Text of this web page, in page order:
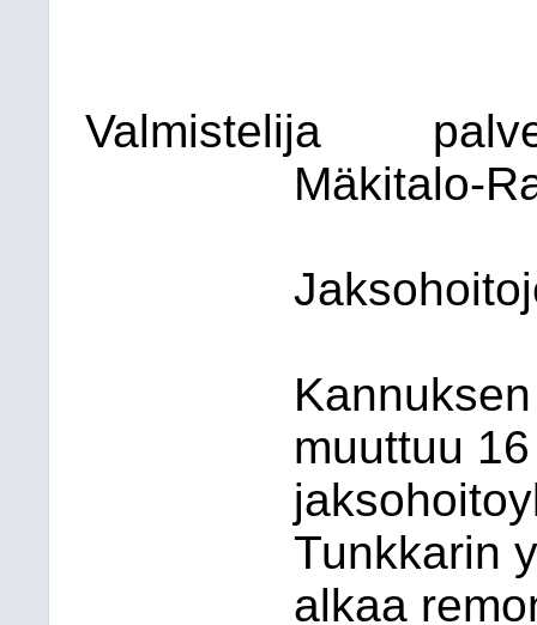
Valmistelija
Mäkitalo-
muuttuu
Tunkkarin
alkaa